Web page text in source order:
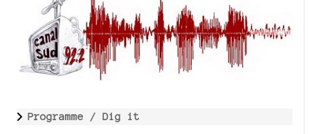
Programme / Dig it